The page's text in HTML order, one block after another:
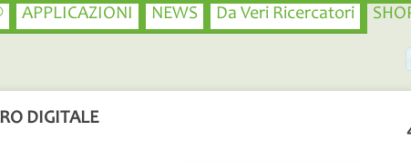
APPLICAZIONI NEWS Da Veri Ricercatori
DIGITALE